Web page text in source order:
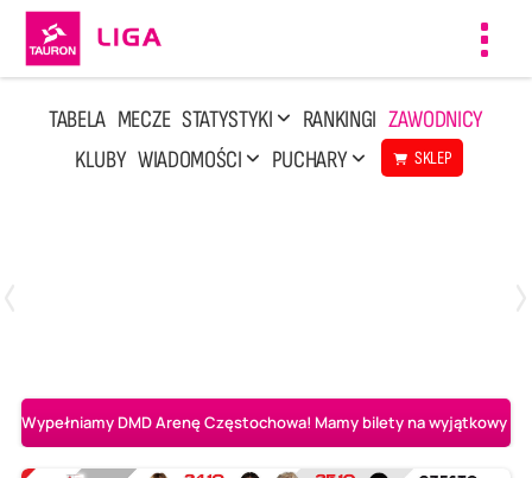
TABELA MECZE STATYSTYKI RANKINGI ZAWODNICY
KLUBY WIADOMOŚCI PUCHARY SKLEP
Wypełniamy DMD Arenę Częstochowa! Mamy bilety na wyjątkowy